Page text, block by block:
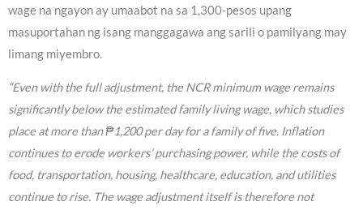
wage na ngayon ay umaabot na sa 1,300-pesos upang
masuportahan ng isang manggagawa ang sarili o pamilyang may
limang miyembro.
“Even with the full adjustment, the NCR minimum wage remains
significantly below the estimated family living wage, which studies
place at more than ₱1,200 per day for a family of five. Inflation
continues to erode workers’ purchasing power, while the costs of
food, transportation, housing, healthcare, education, and utilities
continue to rise. The wage adjustment itself is therefore not